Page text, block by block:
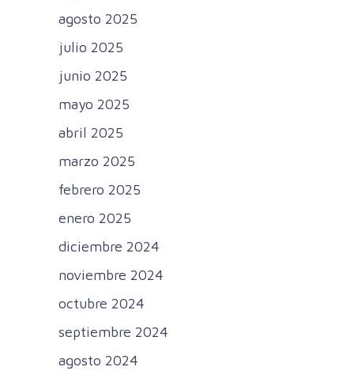
agosto 2025
julio 2025
junio 2025
mayo 2025
abril 2025
marzo 2025
febrero 2025
enero 2025
diciembre 2024
noviembre 2024
octubre 2024
septiembre 2024
agosto 2024